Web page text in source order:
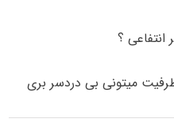
انتفاعی ؟
میتونی بی دردسر بری